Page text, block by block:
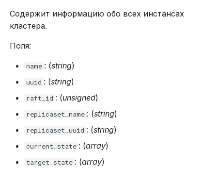
Содержит информацию обо всех инстансах
кластера.
Поля:
name : (string)
uuid : (string)
raft_id : (unsigned)
replicaset_name : (string)
replicaset_uuid : (string)
current_state : (array)
target_state : (array)